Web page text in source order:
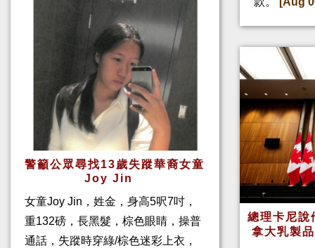
警籲公眾尋找13歲失蹤華裔女童
Joy Jin
女童Joy Jin，姓金，身高5呎7吋，
重132磅，長黑髮，棕色眼睛，操普
通話，失蹤時穿綠/棕色迷彩上衣，
總理卡尼
拿大乳製